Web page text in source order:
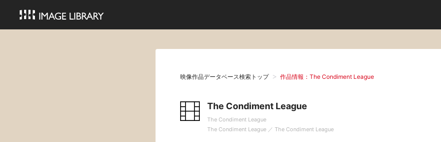
映像作品データベース検索トップ 作品情報：The Condiment League
The Condiment League
The Condiment League
The Condiment League ／ The Condiment League